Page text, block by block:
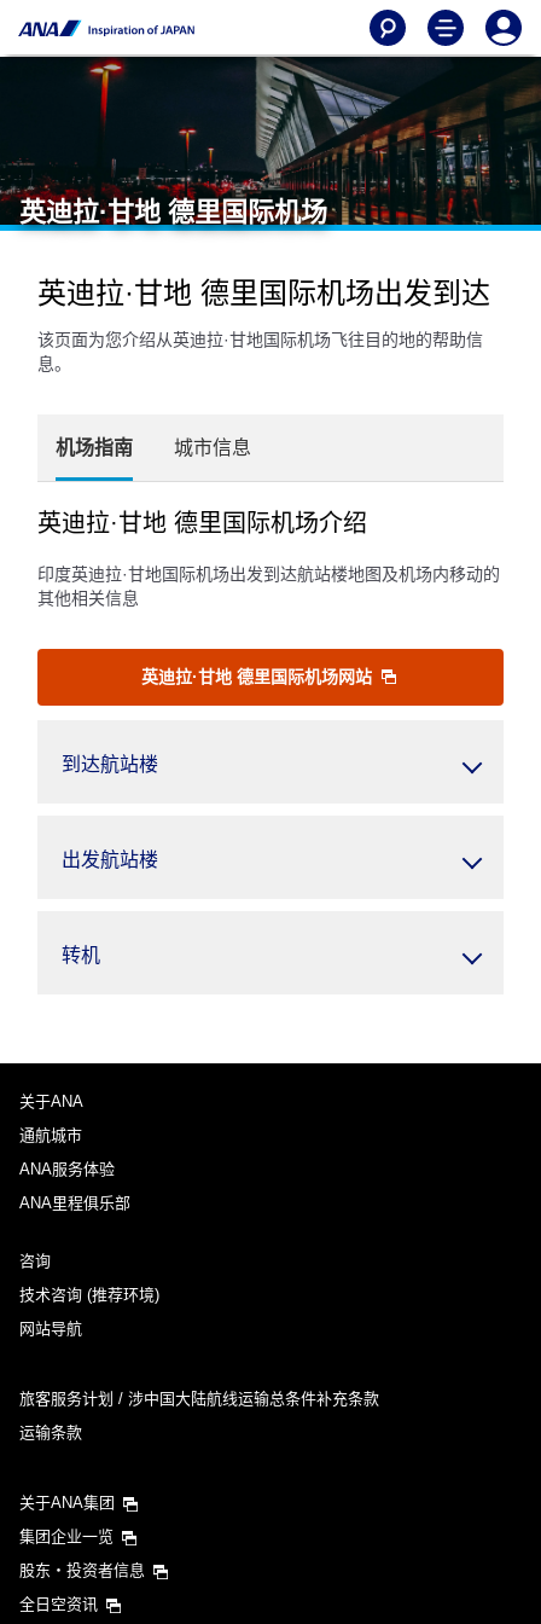
英迪拉·甘地 德里国际机场
英迪拉·甘地 德里国际机场出发到达
该页面为您介绍从英迪拉·甘地国际机场飞往目的地的帮助信
息。
机场指南 城市信息
英迪拉·甘地 德里国际机场介绍
印度英迪拉·甘地国际机场出发到达航站楼地图及机场内移动的
其他相关信息
英迪拉·甘地 德里国际机场网站
到达航站楼
出发航站楼
转机
关于ANA
通航城市
ANA服务体验
ANA里程俱乐部
咨询
技术咨询 (推荐环境)
网站导航
旅客服务计划 / 涉中国大陆航线运输总条件补充条款
运输条款
关于ANA集团
集团企业一览
股东・投资者信息
全日空资讯